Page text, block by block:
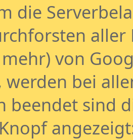
die
aller
von
werden bei
beendet sind